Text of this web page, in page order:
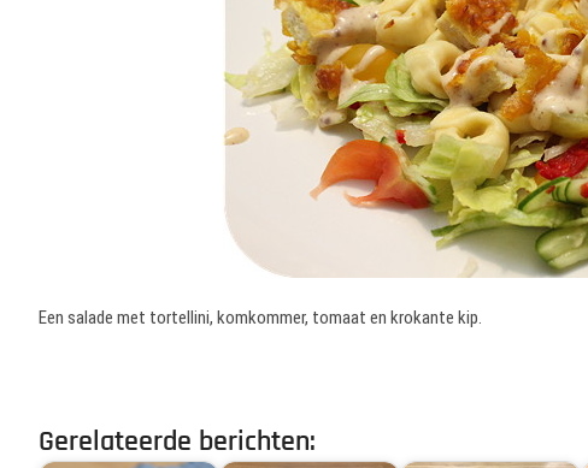
Een salade met tortellini, komkommer, tomaat en krokante kip.
Gerelateerde berichten: